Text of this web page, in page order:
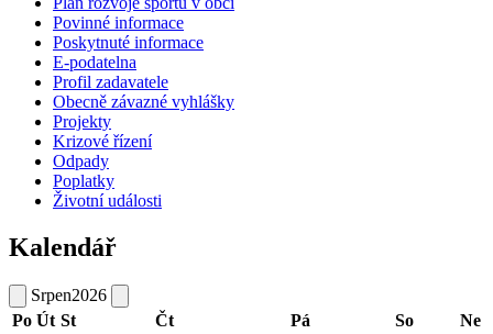
Povinné informace
Poskytnuté informace
E-podatelna
Profil zadavatele
Obecně závazné vyhlášky
Projekty
Krizové řízení
Odpady
Poplatky
Životní události
Kalendář
Srpen2026
Po Út St Čt Pá So
Ne